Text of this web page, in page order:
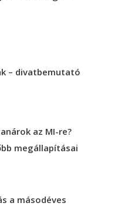
– divatbemutató
az MI-re?
megállapításai
a másodéves